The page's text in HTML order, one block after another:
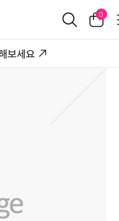
0
보세요